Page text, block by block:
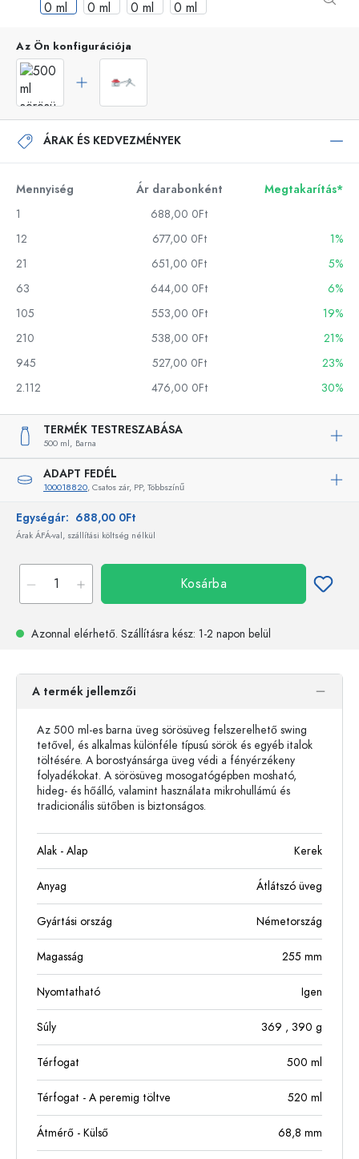
Az Ön konfigurációja
ÁRAK ÉS KEDVEZMÉNYEK
Mennyiség Ár darabonként
Megtakarítás*
1
688,00 0Ft
12
677,00 0Ft
1%
21
651,00 0Ft
5%
63
644,00 0Ft
6%
105
553,00 0Ft
19%
210
538,00 0Ft
21%
945
527,00 0Ft
23%
2.112
476,00 0Ft 30%
TERMÉK TESTRESZABÁSA
500 ml, Barna
ADAPT FEDÉL
100018820, Csatos zár, PP, Többszínű
Egységár: 688,00 0Ft
Árak ÁFÁ-val, szállítási költség nélkül
Kosárba
Azonnal elérhető. Szállításra kész: 1-2 napon belül
A termék jellemzői
Az 500 ml-es barna üveg sörösüveg felszerelhető swing
tetővel, és alkalmas különféle típusú sörök és egyéb italok
töltésére. A borostyánsárga üveg védi a fényérzékeny
folyadékokat. A sörösüveg mosogatógépben mosható,
hideg- és hőálló, valamint használata mikrohullámú és
tradicionális sütőben is biztonságos.
Alak - Alap Kerek
Anyag Átlátszó üveg
Gyártási ország Németország
Magasság 255 mm
Nyomtatható Igen
Súly 369 , 390 g
Térfogat 500 ml
Térfogat - A peremig töltve 520 ml
Átmérő - Külső 68,8 mm